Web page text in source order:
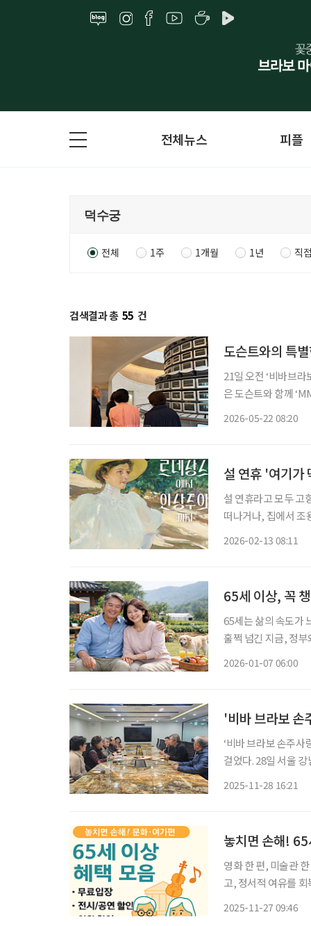
전체뉴스 피플
전체 1주 1개월 1년 직
검색결과 총 55 건
도슨트와의 특
21일 오전 ‘비바브
은 도슨트와 함께
2026-05-22 08:20
설 연휴 '여기가
설 연휴라고 모두 고
떠나거나, 집에서 조
2026-02-13 08:11
65세 이상, 꼭
65세는 삶의 속도가
훌쩍 넘긴 지금, 정
2026-01-07 06:00
'비바 브라보 손
‘비바 브라보 손주
걸었다. 28일 서울
2025-11-28 16:21
놓치면 손해!
영화 한 편, 미술관
고, 정서적 여유를
2025-11-27 09:46